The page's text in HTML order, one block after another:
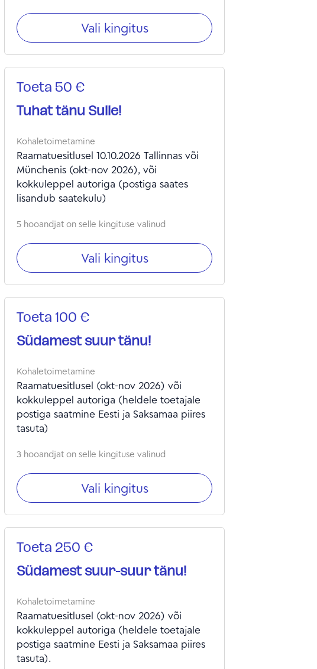
Vali kingitus
Toeta 50 €
Tuhat tänu Sulle!
Kohaletoimetamine
Raamatuesitlusel 10.10.2026 Tallinnas või
Münchenis (okt-nov 2026), või
kokkuleppel autoriga (postiga saates
lisandub saatekulu)
5 hooandjat on selle kingituse valinud
Vali kingitus
Toeta 100 €
Südamest suur tänu!
Kohaletoimetamine
Raamatuesitlusel (okt-nov 2026) või
kokkuleppel autoriga (heldele toetajale
postiga saatmine Eesti ja Saksamaa piires
tasuta)
3 hooandjat on selle kingituse valinud
Vali kingitus
Toeta 250 €
Südamest suur-suur tänu!
Kohaletoimetamine
Raamatuesitlusel (okt-nov 2026) või
kokkuleppel autoriga (heldele toetajale
postiga saatmine Eesti ja Saksamaa piires
tasuta).